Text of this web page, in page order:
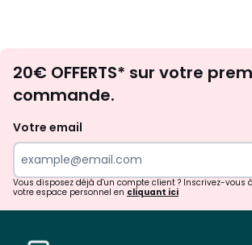
20€ OFFERTS* sur votre
commande.
Votre email
Vous disposez déjà d'un compte client ? Inscrivez-vous
votre espace personnel en cliquant ici